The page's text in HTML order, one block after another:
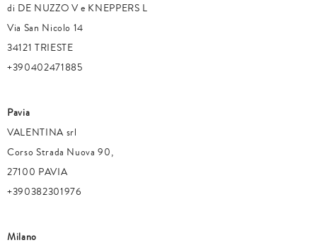
di DE NUZZO V e KNEPPERS L
Via San Nicolo 14
34121 TRIESTE
+390402471885
Pavia
VALENTINA srl
Corso Strada Nuova 90,
27100 PAVIA
+390382301976
Milano